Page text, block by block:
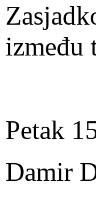
između
Petak
Damir